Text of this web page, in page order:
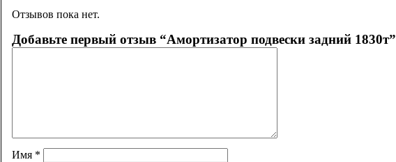
Отзывов пока нет.
Добавьте первый отзыв “Амортизатор подвески задний 1830т”
Имя *